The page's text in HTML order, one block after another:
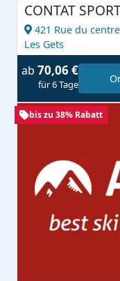
CONTAT
421 Rue du
Les Gets
ab 70,06 €
für 6 Tage
bis zu 38% Rabatt